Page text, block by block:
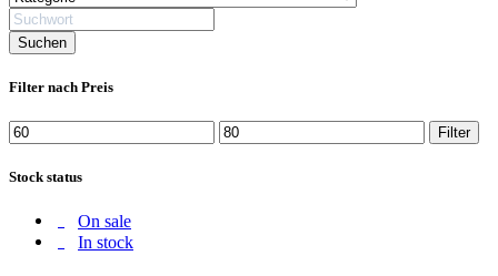
Filter nach Preis
Min.
Preis
Max.
Preis
Filter
Stock status
On sale
In stock